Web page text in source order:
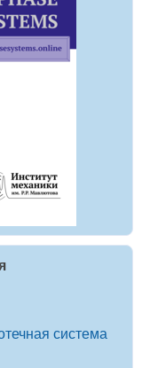
система